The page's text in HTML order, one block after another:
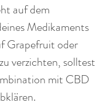
auf dem
Medikaments
Grapefruit oder
verzichten, solltest
mit CBD